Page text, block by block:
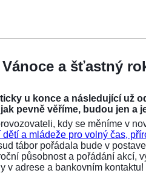
a šťastný
u konce a následující už
pevně věříme, budou jen a
kdy se měníme v
dětí a mládeže pro volný čas,
tábor pořádala bude v
působnost a pořádání akcí,
v adrese a bankovním kontaktu!